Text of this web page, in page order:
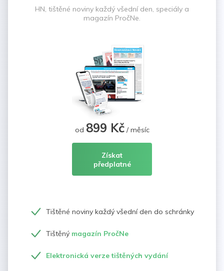
HN, tištěné noviny každý všední den, speciály a
magazín PročNe.
od 899 Kč/ měsíc
Získat
předplatné
Tištěné noviny každý všední den do schránky
Tištěný magazín PročNe
Elektronická verze tištěných vydání